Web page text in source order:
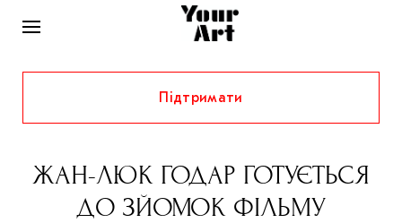
НОВИНИ
ІНТЕРВ’Ю
ХУДОЖНИКИ
РІДНИЙ КРАЙ
Підтримати
ЖАН-ЛЮК ГОДАР ГОТУЄТЬСЯ
ДО ЗЙОМОК ФІЛЬМУ